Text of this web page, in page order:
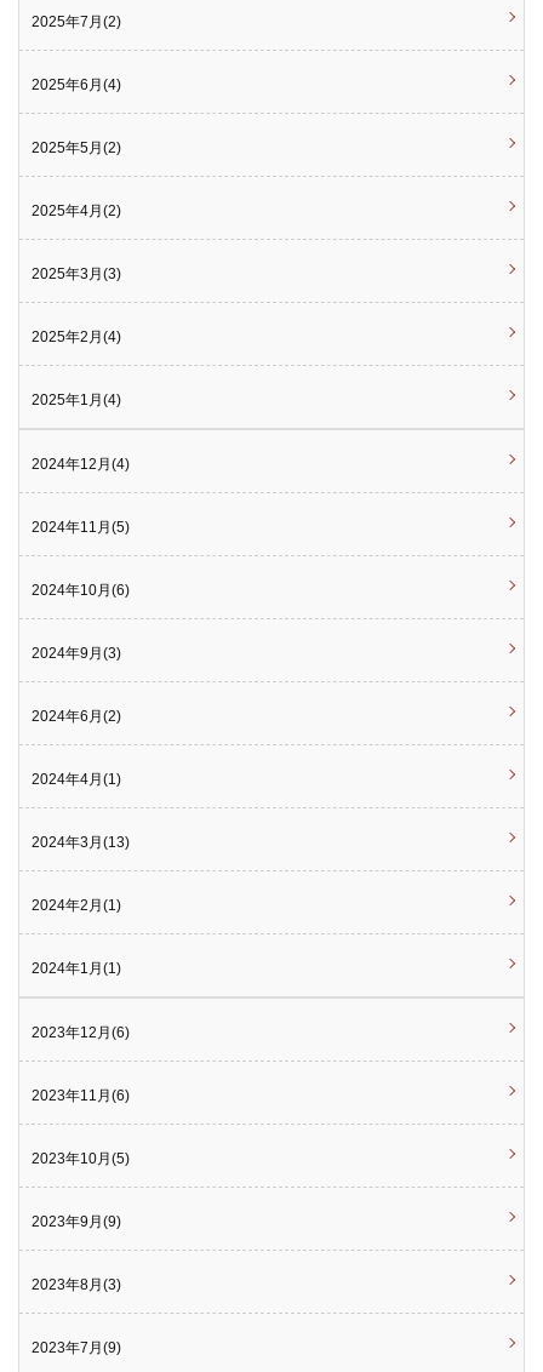
2025年7月(2)
2025年6月(4)
2025年5月(2)
2025年4月(2)
2025年3月(3)
2025年2月(4)
2025年1月(4)
2024年12月(4)
2024年11月(5)
2024年10月(6)
2024年9月(3)
2024年6月(2)
2024年4月(1)
2024年3月(13)
2024年2月(1)
2024年1月(1)
2023年12月(6)
2023年11月(6)
2023年10月(5)
2023年9月(9)
2023年8月(3)
2023年7月(9)